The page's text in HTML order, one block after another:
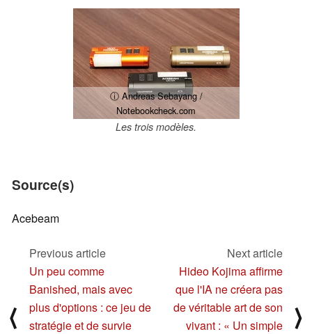
ⓘ Andreas Sebayang /
Notebookcheck.com
Les trois modèles.
Source(s)
Acebeam
⟨
Previous article
Un peu comme
Banished, mais avec
plus d'options : ce jeu de
stratégie et de survie
Next article
Hideo Kojima affirme
que l'IA ne créera pas
de véritable art de son
vivant : « Un simple
⟩